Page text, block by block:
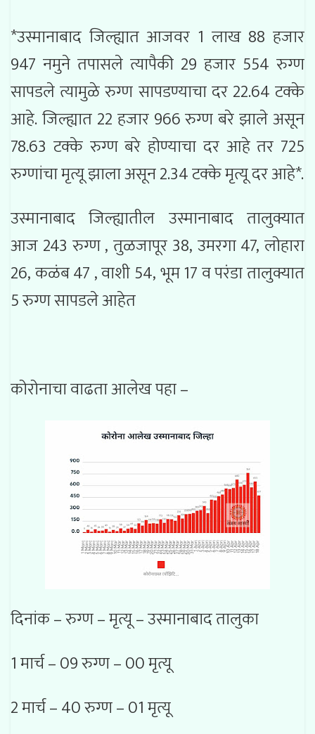
*उस्मानाबाद जिल्ह्यात आजवर 1 लाख 88 हजार
947 नमुने तपासले त्यापैकी 29 हजार 554 रुग्ण
सापडले त्यामुळे रुग्ण सापडण्याचा दर 22.64 टक्के
आहे. जिल्ह्यात 22 हजार 966 रुग्ण बरे झाले असून
78.63 टक्के रुग्ण बरे होण्याचा दर आहे तर 725
रुग्णांचा मृत्यू झाला असून 2.34 टक्के मृत्यू दर आहे*.
उस्मानाबाद जिल्ह्यातील उस्मानाबाद तालुक्यात
आज 243 रुग्ण , तुळजापूर 38, उमरगा 47, लोहारा
26, कळंब 47 , वाशी 54, भूम 17 व परंडा तालुक्यात
5 रुग्ण सापडले आहेत
कोरोनाचा वाढता आलेख पहा –
दिनांक – रुग्ण – मृत्यू – उस्मानाबाद तालुका
1 मार्च – 09 रुग्ण – 00 मृत्यू
2 मार्च – 40 रुग्ण – 01 मृत्यू